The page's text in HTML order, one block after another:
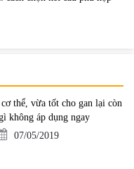
thể, vừa tốt cho gan lại còn
không áp dụng ngay
07/05/2019